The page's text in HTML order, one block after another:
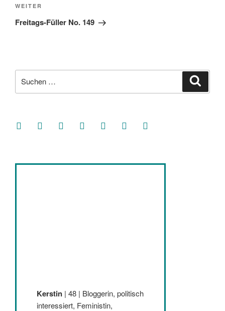
Nächster
Beitrag
WEITER
Freitags-Füller No. 149
nach:
facebooksoundcloud
twitter mastodoninstagramthreads goodreads
Kerstin | 48 | Bloggerin, politisch
interessiert, Feministin,